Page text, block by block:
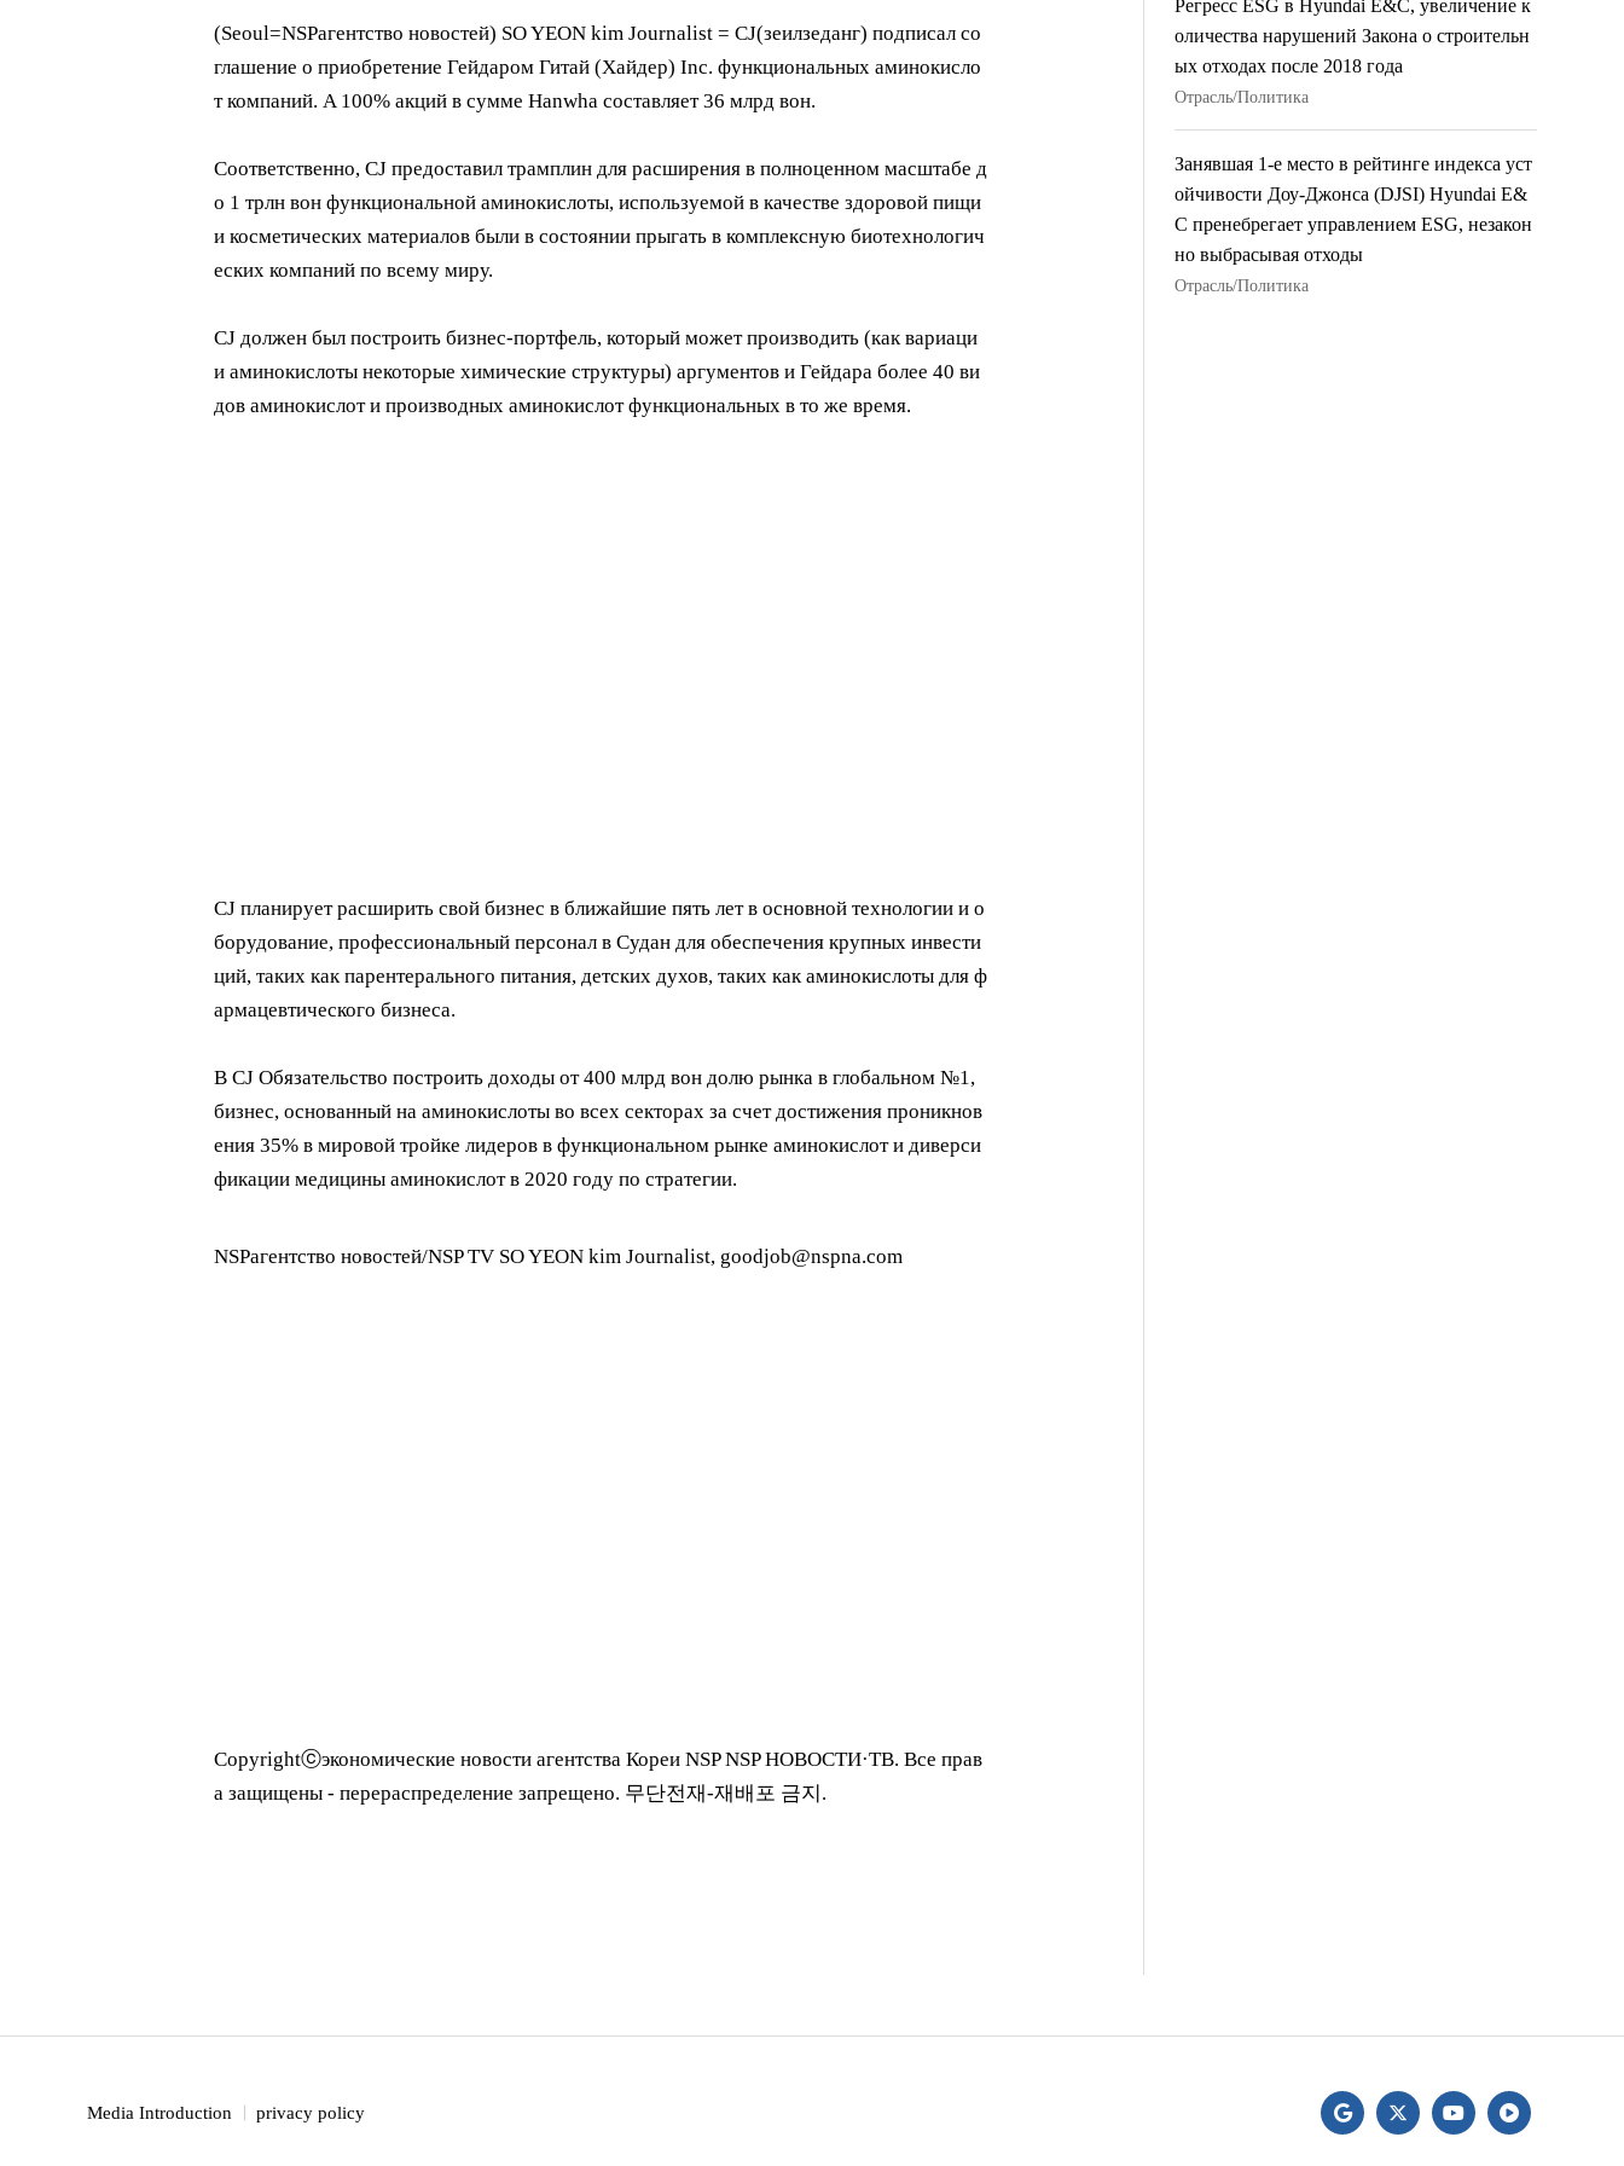
(Seoul= NSPагентство новостей) SO YEON kim Journalist = CJ(зеилзеданг) подписал со
глашение о приобретение Гейдаром Гитай (Хайдер) Inc. функциональных аминокисло
т компаний. A 100% акций в сумме Hanwha составляет 36 млрд вон.
Соответственно, CJ предоставил трамплин для расширения в полноценном масштабе д
о 1 трлн вон функциональной аминокислоты, используемой в качестве здоровой пищи
и косметических материалов были в состоянии прыгать в комплексную биотехнологич
еских компаний по всему миру.
CJ должен был построить бизнес-портфель, который может производить (как вариаци
и аминокислоты некоторые химические структуры) аргументов и Гейдара более 40 ви
дов аминокислот и производных аминокислот функциональных в то же время.
CJ планирует расширить свой бизнес в ближайшие пять лет в основной технологии и о
борудование, профессиональный персонал в Судан для обеспечения крупных инвести
ций, таких как парентерального питания, детских духов, таких как аминокислоты для ф
армацевтического бизнеса.
В CJ Обязательство построить доходы от 400 млрд вон долю рынка в глобальном №1,
бизнес, основанный на аминокислоты во всех секторах за счет достижения проникнов
ения 35% в мировой тройке лидеров в функциональном рынке аминокислот и диверси
фикации медицины аминокислот в 2020 году по стратегии.
NSPагентство новостей/NSP TV SO YEON kim Journalist, goodjob@nspna.com
Copyrightⓒэкономические новости агентства Кореи NSP NSP НОВОСТИ·ТВ. Все прав
а защищены - перераспределение запрещено. 무단전재-재배포 금지.
Регресс ESG в Hyundai E&C, увеличение к
оличества нарушений Закона о строительн
ых отходах после 2018 года
Отрасль/Политика
Занявшая 1-е место в рейтинге индекса уст
ойчивости Доу-Джонса (DJSI) Hyundai E&
C пренебрегает управлением ESG, незакон
но выбрасывая отходы
Отрасль/Политика
Media Introduction privacy policy